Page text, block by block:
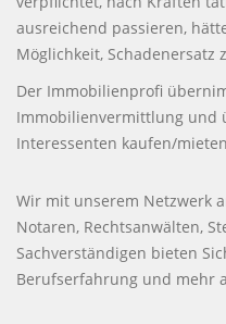
ausreichend passieren,
Möglichkeit, Schadenersatz
Der Immobilienprofi
Immobilienvermittlung und
Interessenten kaufen/
Wir mit unserem Netzwerk
Notaren, Rechtsanwälten,
Sachverständigen bieten
Berufserfahrung und mehr